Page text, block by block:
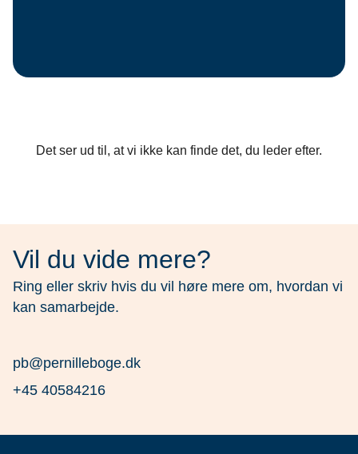
Det ser ud til, at vi ikke kan finde det, du leder efter.
Vil du vide mere?
Ring eller skriv hvis du vil høre mere om, hvordan vi
kan samarbejde.
pb@pernilleboge.dk
+45 40584216